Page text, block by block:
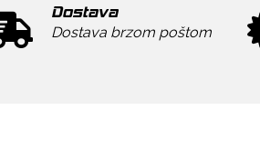
Dostava
Dostava brzom poštom